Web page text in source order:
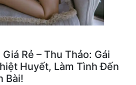
Rẻ – Thu Thảo: Gái
Huyết, Làm Tình Đến
Bài!